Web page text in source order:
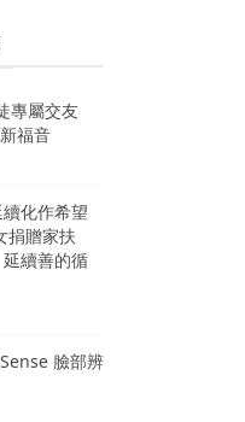
專屬交友
福音
化作希望
捐贈家扶
延續善的循
臉部辨